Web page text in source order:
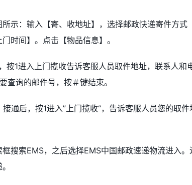
示：输入【寄、收地址】，选择邮政快递寄件方式
时间】。点击【物品信息】。
按1进入上门揽收告诉客服人员取件地址，联系人和
查询的邮件号，按＃键结束。
通后，按1进入”上门揽收“，告诉客服人员您的取件
搜索EMS，之后选择EMS中国邮政速递物流进入。